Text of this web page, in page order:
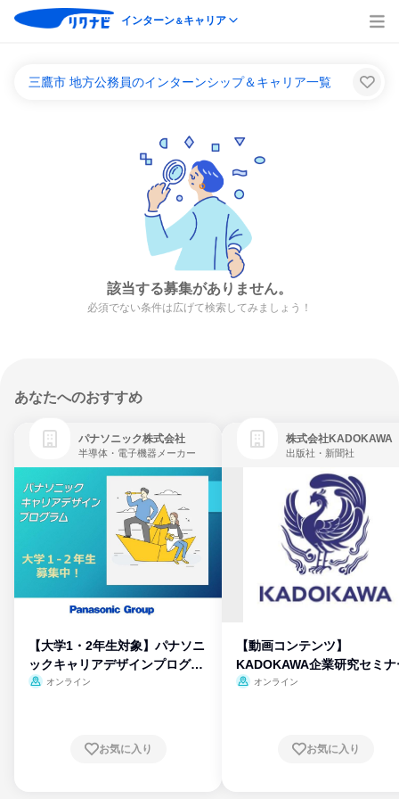
インターン＆キャリア
三鷹市 地方公務員のインターンシップ＆キャリア一覧
該当する募集がありません。
必須でない条件は広げて検索してみましょう！
あなたへのおすすめ
パナソニック株式会社
半導体・電子機器メーカー
【大学1・2年生対象】パナソニ
ックキャリアデザインプログラ
ム
オンライン
お気に入り
株式会社KADOKAWA
出版社・新聞社
【動画コンテンツ】
KADOKAWA企業研究セミナ
オンライン
お気に入り